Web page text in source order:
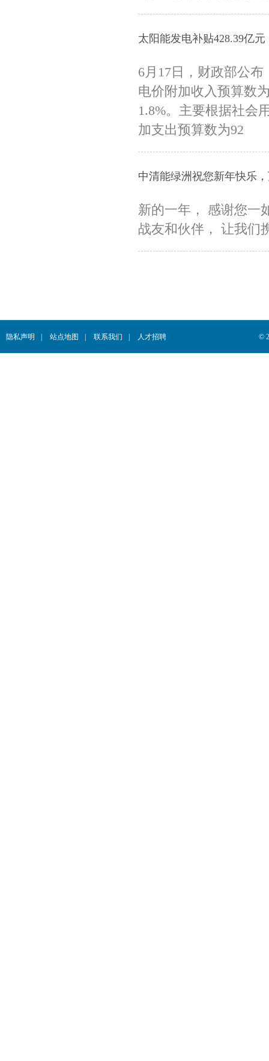
太阳能发电补贴428.39亿
6月17日，财政部公
电价附加收入预算数
1.8%。主要根据社会
加支出预算数为92
中清能绿洲祝您新年快乐
新的一年， 感谢您一
战友和伙伴， 让我们
隐私声明 站点地图 联系我们 人才招聘 ©